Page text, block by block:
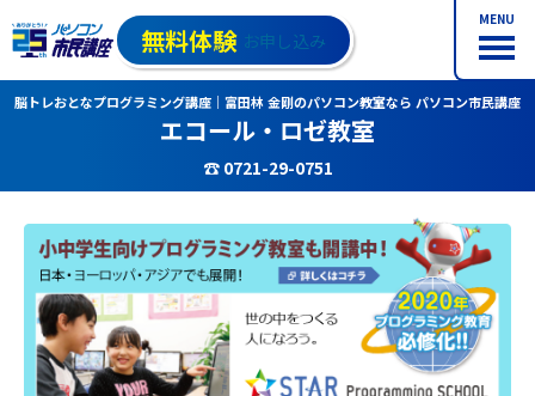
MENU
無料体験 お申し込み
脳トレおとなプログラミング講座｜富田林 金剛のパソコン教室なら パソコン市民講座
エコール・ロゼ教室
☎ 0721-29-0751